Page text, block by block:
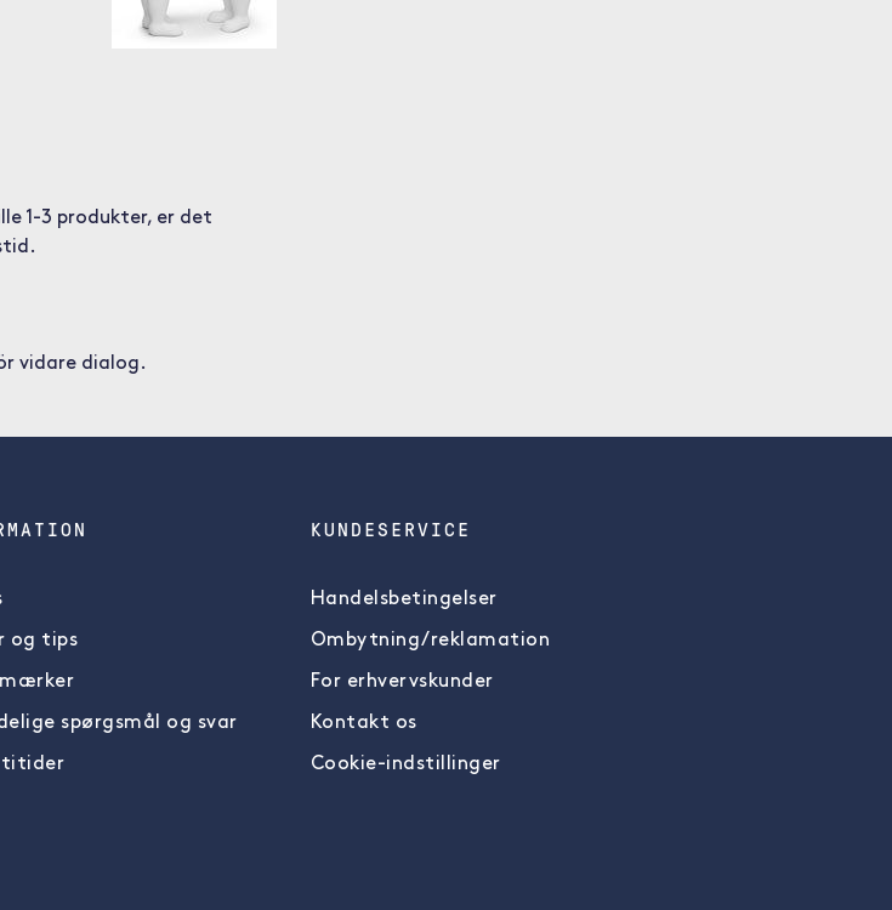
1-3 produkter, er det
vidare dialog.
og tips
mærker
spørgsmål og svar
KUNDESERVICE
Handelsbetingelser
Ombytning/reklamation
For erhvervskunder
Kontakt os
Cookie-indstillinger